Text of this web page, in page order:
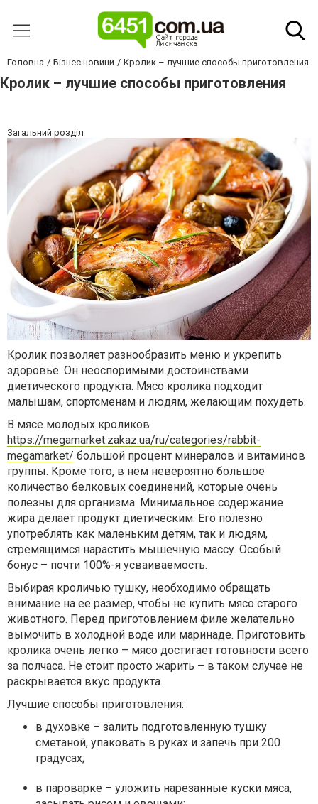
Головна Бізнес новини Кролик – лучшие способы приготовления
Кролик – лучшие способы приготовления
Загальний розділ
Кролик позволяет разнообразить меню и укрепить
здоровье. Он неоспоримыми достоинствами
диетического продукта. Мясо кролика подходит
малышам, спортсменам и людям, желающим похудеть.
В мясе молодых кроликов
https://megamarket.zakaz.ua/ru/categories/rabbit-
megamarket/ большой процент минералов и витаминов
группы. Кроме того, в нем невероятно большое
количество белковых соединений, которые очень
полезны для организма. Минимальное содержание
жира делает продукт диетическим. Его полезно
употреблять как маленьким детям, так и людям,
стремящимся нарастить мышечную массу. Особый
бонус – почти 100%-я усваиваемость.
Выбирая кроличью тушку, необходимо обращать
внимание на ее размер, чтобы не купить мясо старого
животного. Перед приготовлением филе желательно
вымочить в холодной воде или маринаде. Приготовить
кролика очень легко – мясо достигает готовности всего
за полчаса. Не стоит просто жарить – в таком случае не
раскрывается вкус продукта.
Лучшие способы приготовления:
в духовке – залить подготовленную тушку
сметаной, упаковать в руках и запечь при 200
градусах;
в пароварке – уложить нарезанные куски мяса,